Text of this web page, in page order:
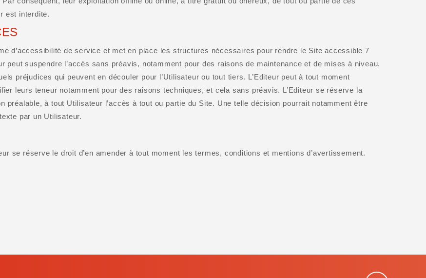
est interdite.
d’accessibilité de service et met en place les structures nécessaires pour rendre le Site accessible 7
peut suspendre l’accès sans préavis, notamment pour des raisons de maintenance et de mises à niveau.
préjudices qui peuvent en découler pour l’Utilisateur ou tout tiers. L’Editeur peut à tout moment
leurs teneur notamment pour des raisons techniques, et cela sans préavis. L’Editeur se réserve la
préalable, à tout Utilisateur l’accès à tout ou partie du Site. Une telle décision pourrait notamment être
par un Utilisateur.
se réserve le droit d’en amender à tout moment les termes, conditions et mentions d’avertissement.